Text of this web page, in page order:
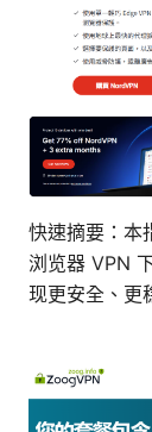
快速摘要：
浏览器 VPN
现更安全、更